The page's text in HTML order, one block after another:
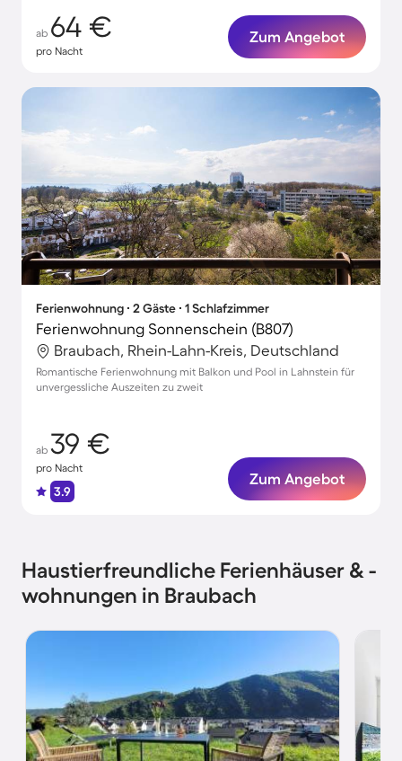
ab 64 €
pro Nacht
Zum Angebot
Ferienwohnung ∙ 2 Gäste ∙ 1 Schlafzimmer
Ferienwohnung Sonnenschein (B807)
Braubach, Rhein-Lahn-Kreis, Deutschland
Romantische Ferienwohnung mit Balkon und Pool in Lahnstein für
unvergessliche Auszeiten zu zweit
ab 39 €
pro Nacht
3.9
Zum Angebot
Haustierfreundliche Ferienhäuser & -
wohnungen in Braubach